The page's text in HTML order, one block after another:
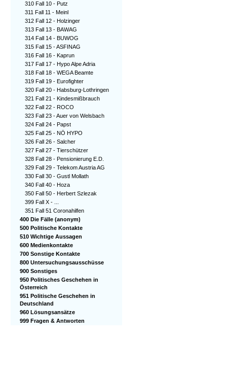
310 Fall 10 - Putz
311 Fall 11 - Meinl
312 Fall 12 - Holzinger
313 Fall 13 - BAWAG
314 Fall 14 - BUWOG
315 Fall 15 - ASFINAG
316 Fall 16 - Kaprun
317 Fall 17 - Hypo Alpe Adria
318 Fall 18 - WEGA Beamte
319 Fall 19 - Eurofighter
320 Fall 20 - Habsburg-Lothringen
321 Fall 21 - Kindesmißbrauch
322 Fall 22 - ROCO
323 Fall 23 - Auer von Welsbach
324 Fall 24 - Papst
325 Fall 25 - NÖ HYPO
326 Fall 26 - Salcher
327 Fall 27 - Tierschützer
328 Fall 28 - Pensionierung E.D.
329 Fall 29 - Telekom Austria AG
330 Fall 30 - Gustl Mollath
340 Fall 40 - Hoza
350 Fall 50 - Herbert Szlezak
399 Fall X - ...
351 Fall 51 Coronahilfen
400 Die Fälle (anonym)
500 Politische Kontakte
510 Wichtige Aussagen
600 Medienkontakte
700 Sonstige Kontakte
800 Untersuchungsausschüsse
900 Sonstiges
950 Politisches Geschehen in
Österreich
951 Politische Geschehen in
Deutschland
960 Lösungsansätze
999 Fragen & Antworten